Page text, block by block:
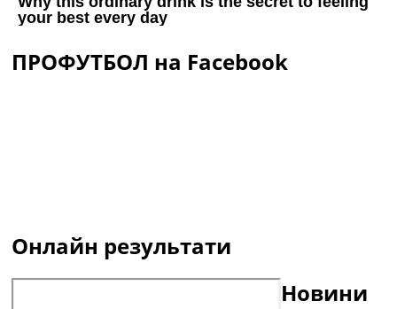
ПРОФУТБОЛ на Facebook
Онлайн результати
Новини